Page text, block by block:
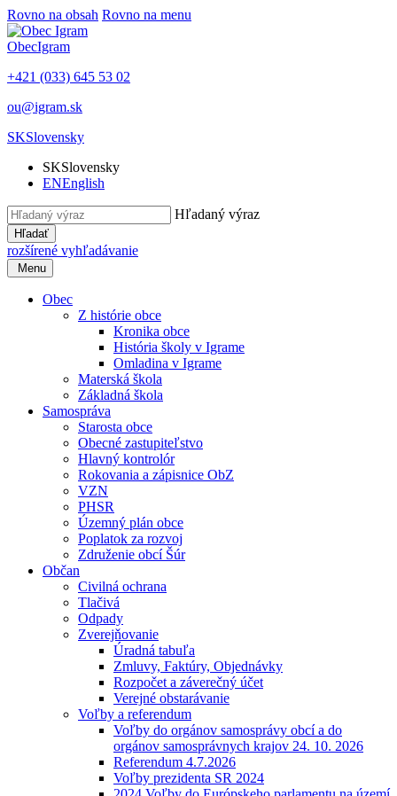
Rovno na obsah Rovno na menu
ObecIgram
+421 (033) 645 53 02
ou@igram.sk
SKSlovensky
SKSlovensky
ENEnglish
Hľadaný výraz
Hľadať
rozšírené vyhľadávanie
Menu
Obec
Z histórie obce
Kronika obce
História školy v Igrame
Omladina v Igrame
Materská škola
Základná škola
Samospráva
Starosta obce
Obecné zastupiteľstvo
Hlavný kontrolór
Rokovania a zápisnice ObZ
VZN
PHSR
Územný plán obce
Poplatok za rozvoj
Združenie obcí Šúr
Občan
Civilná ochrana
Tlačivá
Odpady
Zverejňovanie
Úradná tabuľa
Zmluvy, Faktúry, Objednávky
Rozpočet a záverečný účet
Verejné obstarávanie
Voľby a referendum
Voľby do orgánov samosprávy obcí a do
orgánov samosprávnych krajov 24. 10. 2026
Referendum 4.7.2026
Voľby prezidenta SR 2024